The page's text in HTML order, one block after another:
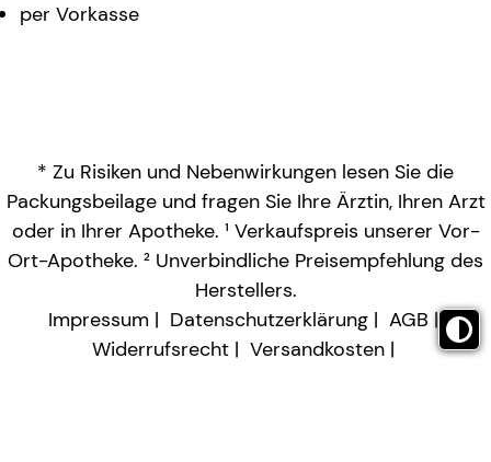
per Vorkasse
* Zu Risiken und Nebenwirkungen lesen Sie die
Packungsbeilage und fragen Sie Ihre Ärztin, Ihren Arzt
oder in Ihrer Apotheke. ¹ Verkaufspreis unserer Vor-
Ort-Apotheke. ² Unverbindliche Preisempfehlung des
Herstellers.
Impressum
Datenschutzerklärung
AGB
Widerrufsrecht
Versandkosten